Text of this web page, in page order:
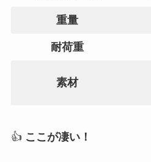
重量
耐荷重
素材
👍 ここが凄い！